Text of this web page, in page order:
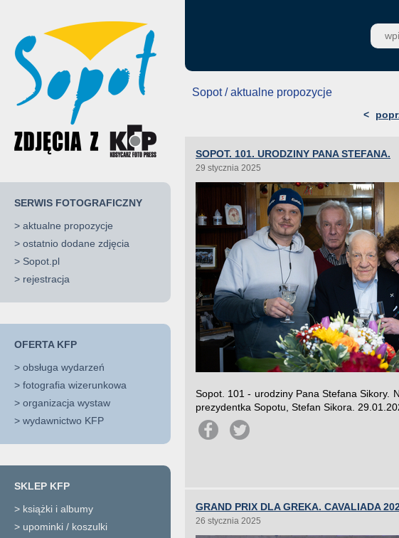
SERWIS FOTOGRAFICZNY
> aktualne propozycje
> ostatnio dodane zdjęcia
> Sopot.pl
> rejestracja
OFERTA KFP
> obsługa wydarzeń
> fotografia wizerunkowa
> organizacja wystaw
> wydawnictwo KFP
SKLEP KFP
> książki i albumy
> upominki / koszulki
Sopot / aktualne propozycje
<
SOPOT. 101. URODZINY PANA STEFANA.
29 stycznia 2025
Sopot. 101 - urodziny Pana Stefana Sikory.
prezydentka Sopotu, Stefan Sikora.
GRAND PRIX DLA GREKA. CAVALIADA
26 stycznia 2025